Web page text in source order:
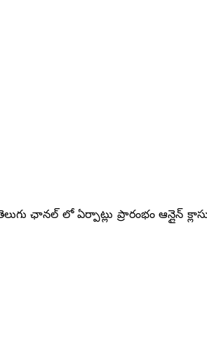
ఛానల్ లో ఏర్పాట్లు ప్రారంభం ఆన్లైన్